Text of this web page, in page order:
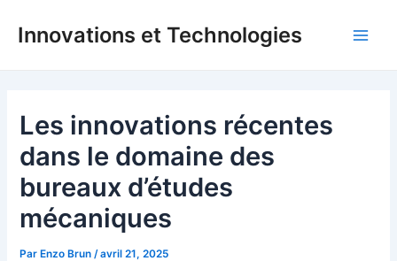
Innovations et Technologies
Les innovations récentes
dans le domaine des
bureaux d’études
mécaniques
ParEnzo Brun /avril 21, 2025